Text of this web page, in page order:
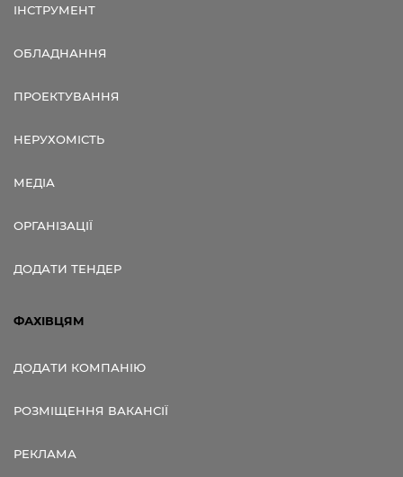
ІНСТРУМЕНТ
ОБЛАДНАННЯ
ПРОЕКТУВАННЯ
НЕРУХОМІСТЬ
МЕДІА
ОРГАНІЗАЦІЇ
ДОДАТИ ТЕНДЕР
ФАХІВЦЯМ
ДОДАТИ КОМПАНІЮ
РОЗМІЩЕННЯ ВАКАНСІЇ
РЕКЛАМА